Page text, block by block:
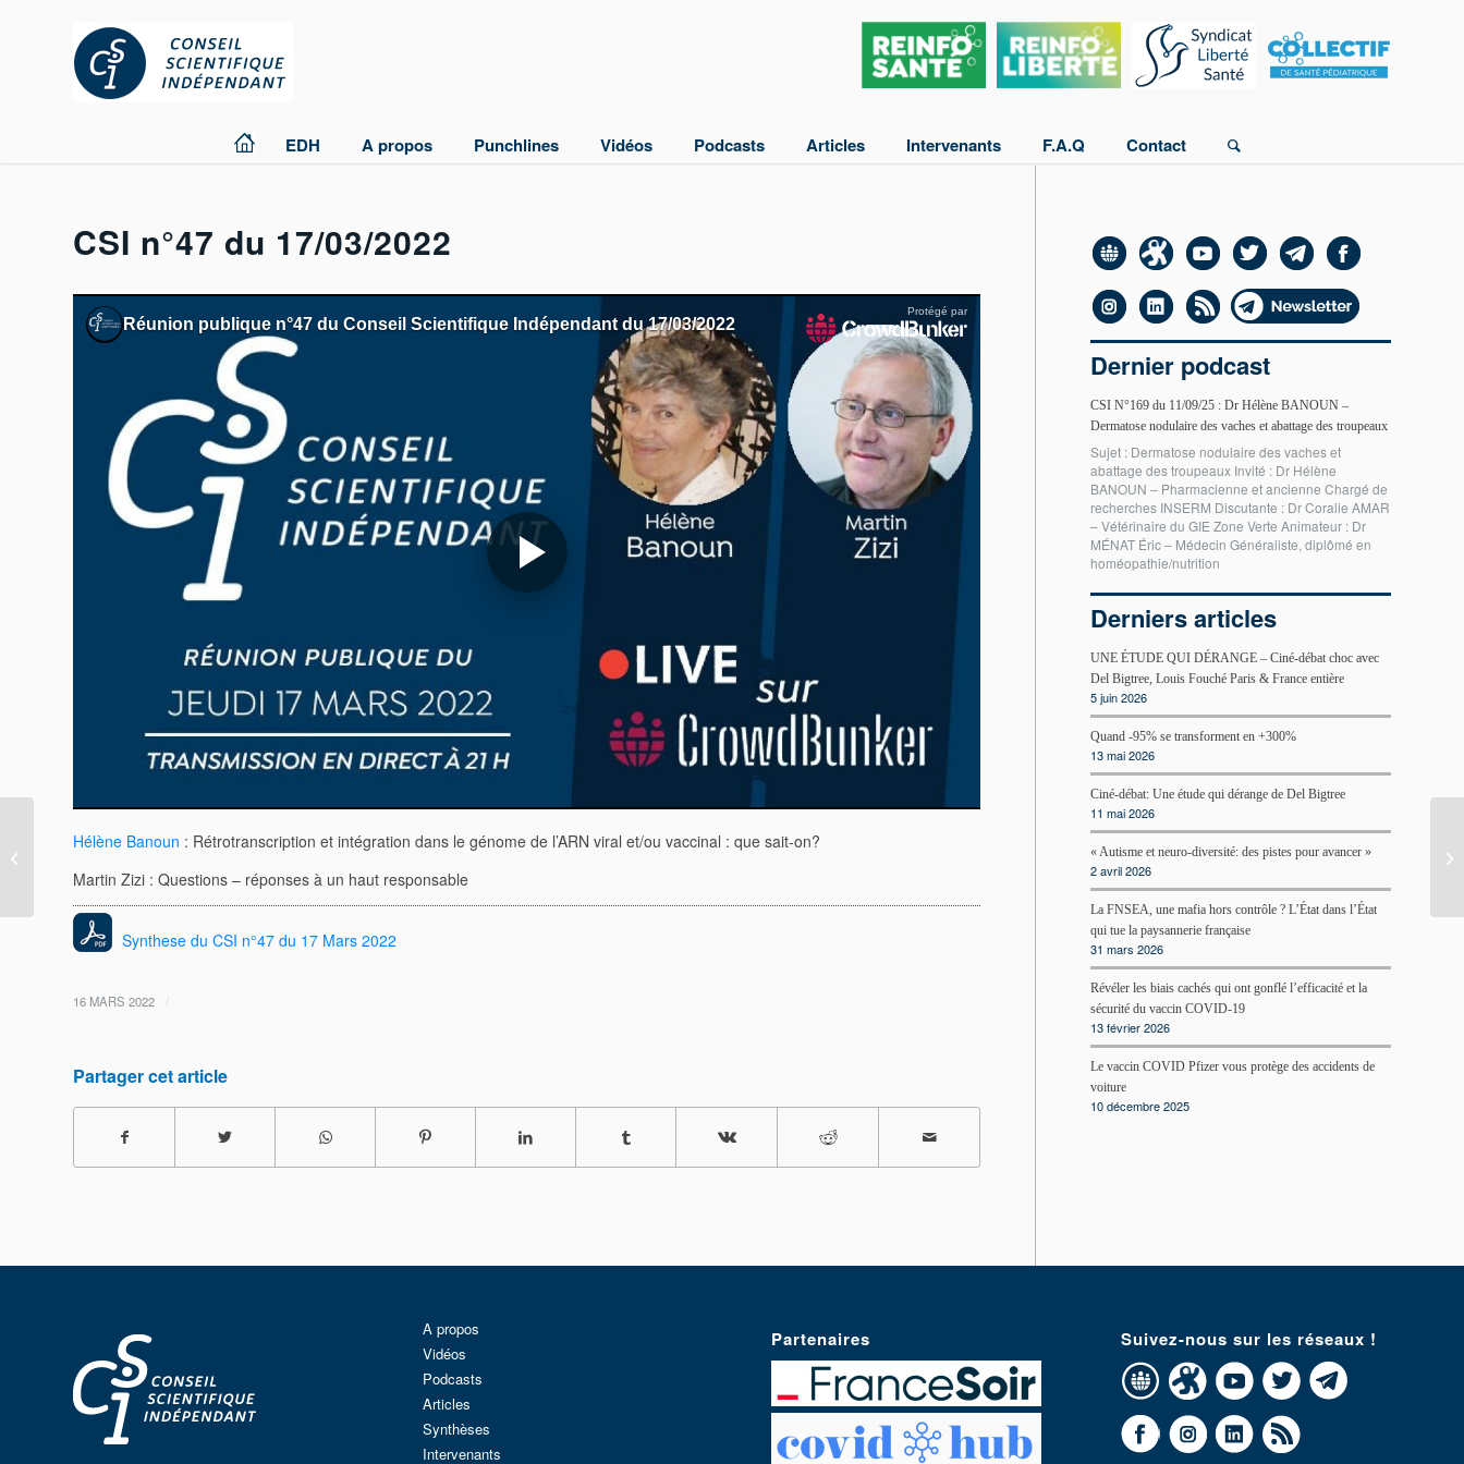
EDH A propos Punchlines Vidéos Podcasts Articles Intervenants F.A.Q Contact
CSI n°47 du 17/03/2022
Hélène Banoun : Rétrotranscription et intégration dans le génome de l’ARN viral et/ou vaccinal : que sait-on?
Martin Zizi : Questions – réponses à un haut responsable
Synthese du CSI n°47 du 17 Mars 2022
16 MARS 2022 /
Partager cet article
Dernier podcast
CSI N°169 du 11/09/25 : Dr Hélène BANOUN –
Dermatose nodulaire des vaches et abattage des troupeaux
Sujet : Dermatose nodulaire des vaches et
abattage des troupeaux Invité : Dr Hélène
BANOUN – Pharmacienne et ancienne Chargé de
recherches INSERM Discutante : Dr Coralie AMAR
– Vétérinaire du GIE Zone Verte Animateur : Dr
MÉNAT Éric – Médecin Généraliste, diplômé en
homéopathie/nutrition
Derniers articles
UNE ÉTUDE QUI DÉRANGE – Ciné-débat choc avec
Del Bigtree, Louis Fouché Paris & France entière
5 juin 2026
Quand -95% se transforment en +300%
13 mai 2026
Ciné-débat: Une étude qui dérange de Del Bigtree
11 mai 2026
« Autisme et neuro-diversité: des pistes pour avancer »
2 avril 2026
La FNSEA, une mafia hors contrôle ? L’État dans l’État
qui tue la paysannerie française
31 mars 2026
Révéler les biais cachés qui ont gonflé l’efficacité et la
sécurité du vaccin COVID-19
13 février 2026
Le vaccin COVID Pfizer vous protège des accidents de
voiture
10 décembre 2025
A propos
Vidéos
Podcasts
Articles
Synthèses
Intervenants
Partenaires Suivez-nous sur les réseaux !
Le quid du vaccin